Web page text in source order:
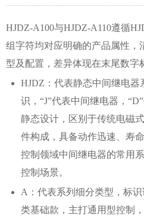
HJDZ-A100与HJDZ-A110遵循
组字符均对应明确的产品属性，
型及配置，差异体现在末尾数字
HJDZ：代表静态中间继电器
识，“J”代表中间继电器，
静态设计，区别于传统电磁
件构成，具备动作迅速、寿
控制领域中间继电器的常用
控制场景。
A：代表系列细分类型，标
类基础款，主打通用型控制